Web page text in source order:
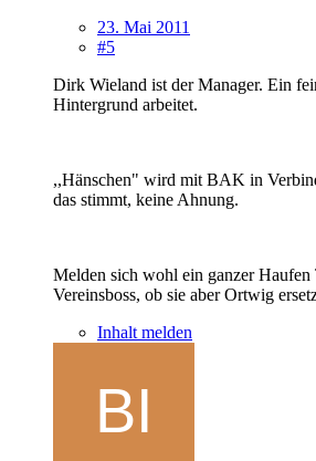
23. Mai 2011
#5
Dirk Wieland ist der Manager. Ein
Hintergrund arbeitet.
,,Hänschen" wird mit BAK in
das stimmt, keine Ahnung.
Melden sich wohl ein ganzer Haufen
Vereinsboss, ob sie aber Ortwig
Inhalt melden